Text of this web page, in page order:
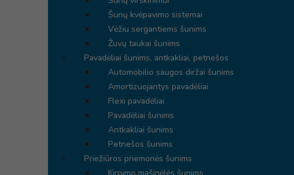
Šunų kvėpavimo sistemai
Vėžiu sergantiems šunims
Žuvų taukai šunims
Pavadėliai šunims, antkakliai, petnešos
Automobilio saugos diržai šunims
Amortizuojantys pavadėliai
Flexi pavadėliai
Pavadėliai šunims
Antkakliai šunims
Petnešos šunims
Priežiūros priemonės šunims